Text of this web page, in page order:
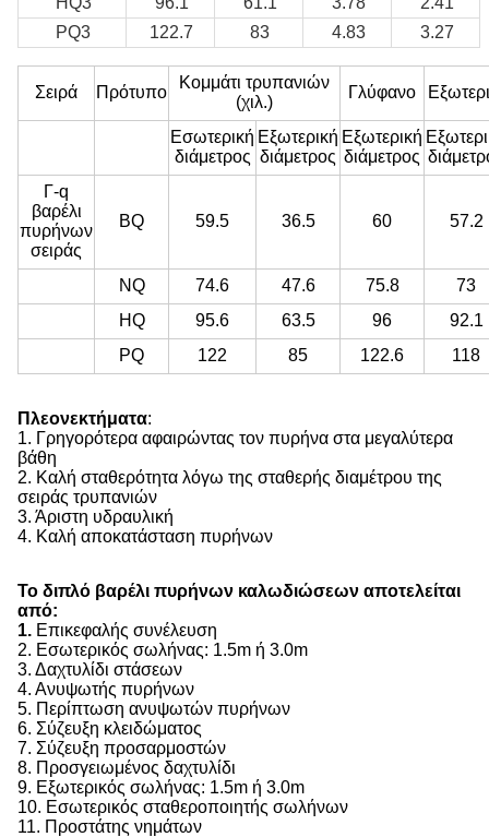
PQ3
122.7 83 4.83 3.27
Σειρά Πρότυπο
Κομμάτι τρυπανιών
(χιλ.)
Γλύφανο
Εσωτερική
διάμετρος
Εξωτερική
διάμετρος
Εξωτερική
διάμετρος
Γ-q
βαρέλι
πυρήνων
σειράς
BQ 59.5 36.5 60 57.2
NQ 74.6 47.6 75.8
73
HQ
95.6 63.5 96
92.1
PQ
122 85 122.6 118
Πλεονεκτήματα:
1. Γρηγορότερα αφαιρώντας τον πυρήνα στα μεγαλύτερα
βάθη
2. Καλή σταθερότητα λόγω της σταθερής διαμέτρου της
σειράς τρυπανιών
3. Άριστη υδραυλική
4. Καλή αποκατάσταση πυρήνων
Το διπλό βαρέλι πυρήνων καλωδιώσεων αποτελείται
από:
1. Επικεφαλής συνέλευση
2. Εσωτερικός σωλήνας: 1.5m ή 3.0m
3. Δαχτυλίδι στάσεων
4. Ανυψωτής πυρήνων
5. Περίπτωση ανυψωτών πυρήνων
6. Σύζευξη κλειδώματος
7. Σύζευξη προσαρμοστών
8. Προσγειωμένος δαχτυλίδι
9. Εξωτερικός σωλήνας: 1.5m ή 3.0m
10. Εσωτερικός σταθεροποιητής σωλήνων
11. Προστάτης νημάτων